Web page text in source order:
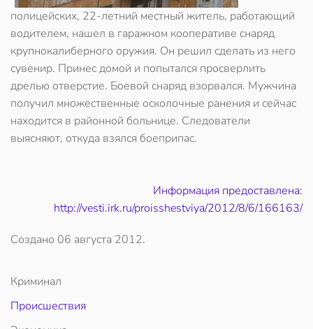
полицейских, 22-летний местный житель, работающий
водителем, нашел в гаражном кооперативе снаряд
крупнокалиберного оружия. Он решил сделать из него
сувенир. Принес домой и попытался просверлить
дрелью отверстие. Боевой снаряд взорвался. Мужчина
получил множественные осколочные ранения и сейчас
находится в районной больнице. Следователи
выясняют, откуда взялся боеприпас.
Информация предоставлена:
http://vesti.irk.ru/proisshestviya/2012/8/6/166163/
Создано 06 августа 2012.
Криминал
Происшествия